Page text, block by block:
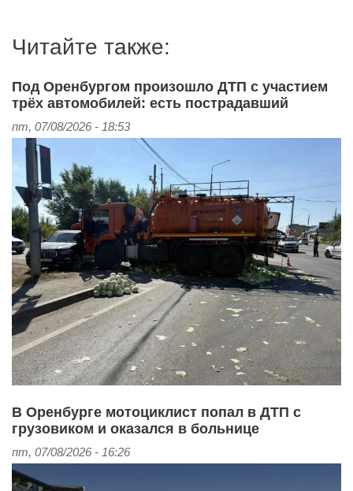
Читайте также:
Под Оренбургом произошло ДТП с участием
трёх автомобилей: есть пострадавший
пт, 07/08/2026 - 18:53
В Оренбурге мотоциклист попал в ДТП с
грузовиком и оказался в больнице
пт, 07/08/2026 - 16:26